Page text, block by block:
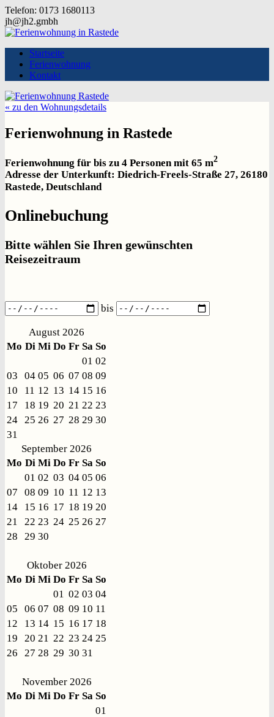
Telefon: 0173 1680113
jh@jh2.gmbh
Startseite
Ferienwohnung
Kontakt
« zu den Wohnungsdetails
Ferienwohnung in Rastede
Ferienwohnung für bis zu 4 Personen mit 65 m2
Adresse der Unterkunft: Diedrich-Freels-Straße 27, 26180
Rastede, Deutschland
Onlinebuchung
Bitte wählen Sie Ihren gewünschten
Reisezeitraum
bis
August 2026
Mo Di Mi Do Fr Sa So
01 02
03
04 05 06 07 08 09
10
11 12 13 14 15 16
17
18 19 20 21 22 23
24
25 26 27 28 29 30
31
September 2026
Mo Di Mi Do Fr Sa So
01 02 03 04 05 06
07
08 09 10 11 12 13
14
15 16 17 18 19 20
21
22 23 24 25 26 27
28
29 30
Oktober 2026
Mo Di Mi Do Fr Sa So
01 02 03 04
05
06 07 08 09 10 11
12
13 14 15 16 17 18
19
20 21 22 23 24 25
26
27 28 29 30 31
November 2026
Mo Di Mi Do Fr Sa So
01